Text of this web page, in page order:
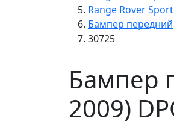
Range Rover
Бампер передний
30725
Бампер
2009)